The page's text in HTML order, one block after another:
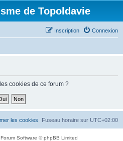
de Topoldavie
Connexion
Inscription
cookies de ce forum ?
Fuseau horaire sur UTC+02:00
les cookies
Software © phpBB Limited